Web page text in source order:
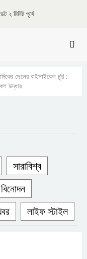
২ মিনিট পূর্বে
ছেলের বাইসাইকেল চুরি :
উদ্ধার
সারাবিশ্ব
বিনোদন
লাইফ স্টাইল